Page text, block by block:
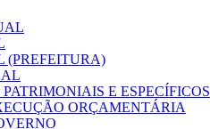
(PREFEITURA)
E ESPECÍFICOS
ORÇAMENTÁRIA